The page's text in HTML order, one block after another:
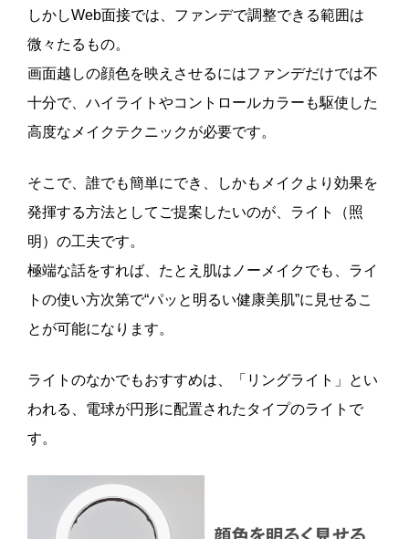
しかしWeb面接では、ファンデで調整できる範囲は
微々たるもの。
画面越しの顔色を映えさせるにはファンデだけでは不
十分で、ハイライトやコントロールカラーも駆使した
高度なメイクテクニックが必要です。
そこで、誰でも簡単にでき、しかもメイクより効果を
発揮する方法としてご提案したいのが、ライト（照
明）の工夫です。
極端な話をすれば、たとえ肌はノーメイクでも、ライ
トの使い方次第で“パッと明るい健康美肌”に見せるこ
とが可能になります。
ライトのなかでもおすすめは、「リングライト」とい
われる、電球が円形に配置されたタイプのライトで
す。